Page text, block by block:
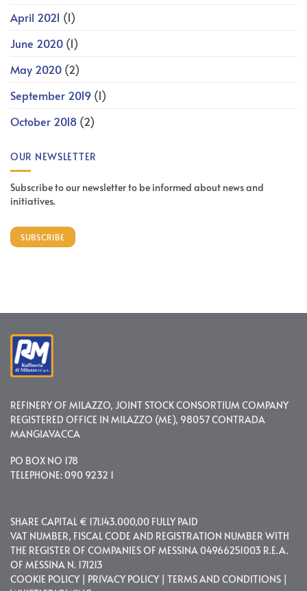
April 2021 (1)
June 2020 (1)
May 2020 (2)
September 2019 (1)
October 2018 (2)
OUR NEWSLETTER
Subscribe to our newsletter to be informed about news and
initiatives.
SUBSCRIBE
REFINERY OF MILAZZO, JOINT STOCK CONSORTIUM COMPANY
REGISTERED OFFICE IN MILAZZO (ME), 98057 CONTRADA
MANGIAVACCA
PO BOX NO 178
TELEPHONE: 090 9232 1
SHARE CAPITAL € 171.143.000,00 FULLY PAID
VAT NUMBER, FISCAL CODE AND REGISTRATION NUMBER WITH
THE REGISTER OF COMPANIES OF MESSINA 04966251003 R.E.A.
OF MESSINA N. 171213
COOKIE POLICY| PRIVACY POLICY| TERMS AND CONDITIONS